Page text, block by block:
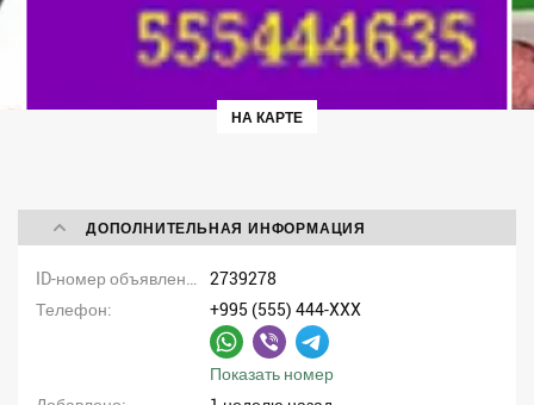
НА КАРТЕ
ДОПОЛНИТЕЛЬНАЯ ИНФОРМАЦИЯ
2739278
Телефон
+995 (555) 444-XXX
Показать номер